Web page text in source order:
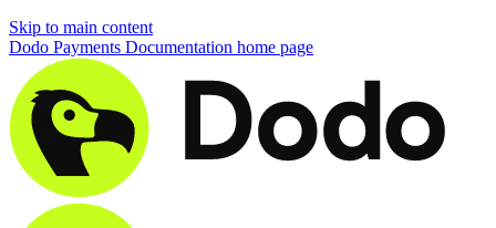
Skip to main content
Dodo Payments Documentation home page